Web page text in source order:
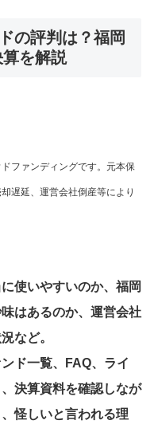
の評判は？福岡
を解説
ファンディングです。元本保
遅延、運営会社倒産等により
使いやすいのか、福岡
はあるのか、運営会社
など。
ド一覧、FAQ、ライ
決算資料を確認しなが
怪しいと言われる理